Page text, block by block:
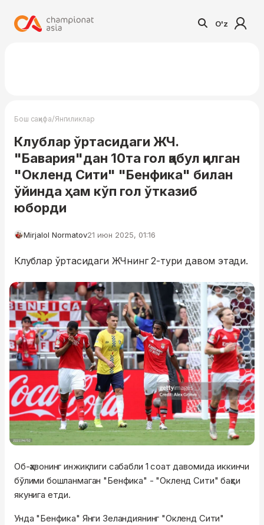
O'z
Бош саҳифа/Янгиликлар
Клублар ўртасидаги ЖЧ.
"Бавария"дан 10та гол қабул қилган
"Окленд Сити" "Бенфика" билан
ўйинда ҳам кўп гол ўтказиб
юборди
Mirjalol Normatov21 июн 2025, 01:16
Клублар ўртасидаги ЖЧнинг 2-тури давом этади.
Об-ҳавонинг инжиқлиги сабабли 1 соат давомида иккинчи
бўлими бошланмаган "Бенфика" - "Окленд Сити" баҳси
якунига етди.
Унда "Бенфика" Янги Зеландиянинг "Окленд Сити"